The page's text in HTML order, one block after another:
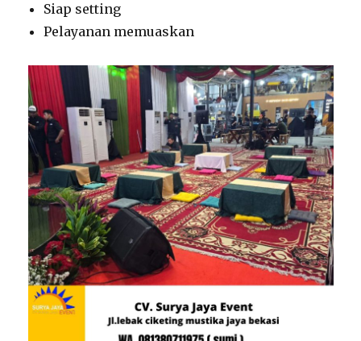
Siap setting
Pelayanan memuaskan